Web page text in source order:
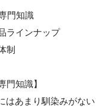
門知識
ラインナップ
制
門知識】
はあまり馴染みがない